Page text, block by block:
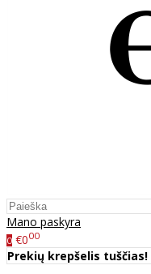
Mano paskyra
0 €000
Prekių krepšelis tuščias!